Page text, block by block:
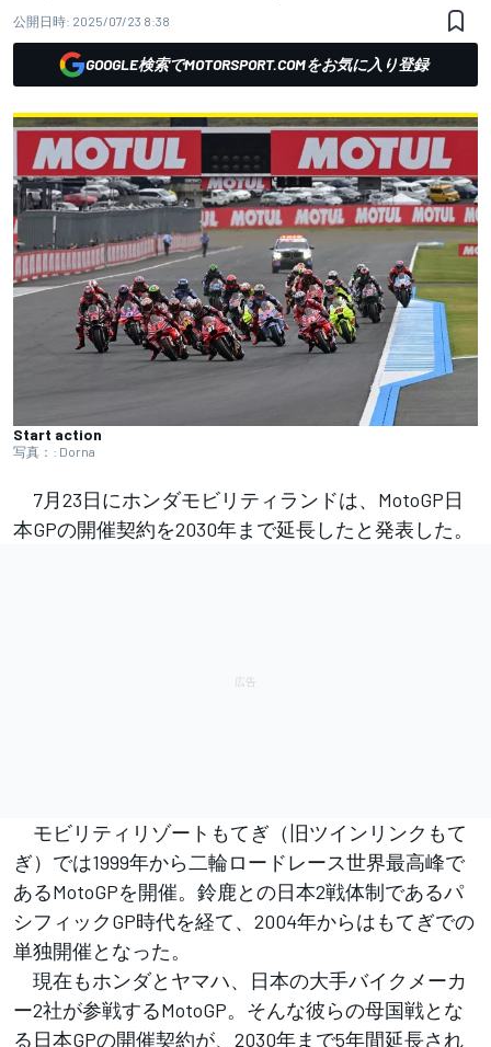
公開日時: 2025/07/23 8:38
GOOGLE検索でMOTORSPORT.COMをお気に入り登録
Start action
写真：: Dorna
7月23日にホンダモビリティランドは、MotoGP日
本GPの開催契約を2030年まで延長したと発表した。
モビリティリゾートもてぎ（旧ツインリンクもて
ぎ）では1999年から二輪ロードレース世界最高峰で
あるMotoGPを開催。鈴鹿との日本2戦体制であるパ
シフィックGP時代を経て、2004年からはもてぎでの
単独開催となった。
現在もホンダとヤマハ、日本の大手バイクメーカ
ー2社が参戦するMotoGP。そんな彼らの母国戦とな
る日本GPの開催契約が、2030年まで5年間延長され